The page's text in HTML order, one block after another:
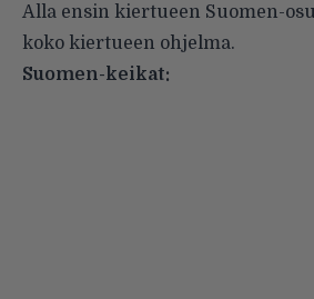
Alla ensin kiertueen Suomen-
koko kiertueen ohjelma.
Suomen-keikat: